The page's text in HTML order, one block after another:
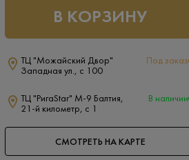
В КОРЗИНУ
ТЦ "Можайский Двор"
Западная ул., с 100
Под заказ
ТЦ "РигаStar" М-9 Балтия,
21-й километр, с 1
В наличии
СМОТРЕТЬ НА КАРТЕ